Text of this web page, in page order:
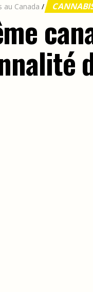
au Canada /